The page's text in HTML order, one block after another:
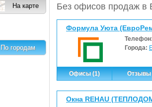
Без офисов продаж в
Формула Уюта
Города:
Офисы (1) Отзывы
Окна REHAU
На карте
По городам